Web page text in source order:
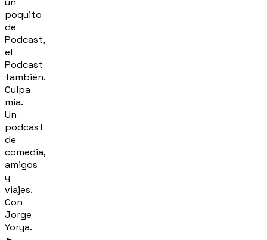
poquito
de
Podcast,
el
Podcast
también.
Culpa
mía.
Un
podcast
de
comedia,
amigos
y
viajes.
Con
Jorge
Yorya.